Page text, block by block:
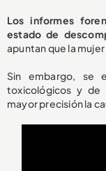
Los informes
estado de
apuntan que la
Sin embargo, se
toxicológicos y de
mayor precisión la